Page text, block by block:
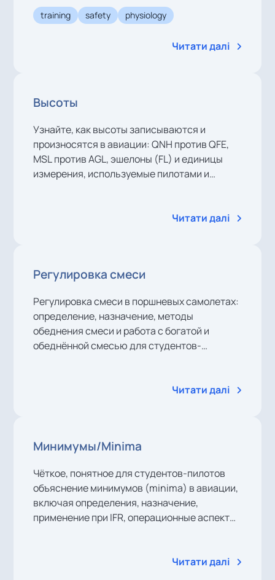
training safety physiology
Читати далі
Высоты
Узнайте, как высоты записываются и
произносятся в авиации: QNH против QFE,
MSL против AGL, эшелоны (FL) и единицы
измерения, используемые пилотами и
Читати далі
Регулировка смеси
Регулировка смеси в поршневых самолетах:
определение, назначение, методы
обеднения смеси и работа с богатой и
обеднённой смесью для студентов-
Читати далі
Минимумы/Minima
Чёткое, понятное для студентов-пилотов
объяснение минимумов (minima) в авиации,
включая определения, назначение,
применение при IFR, операционные аспекты
Читати далі